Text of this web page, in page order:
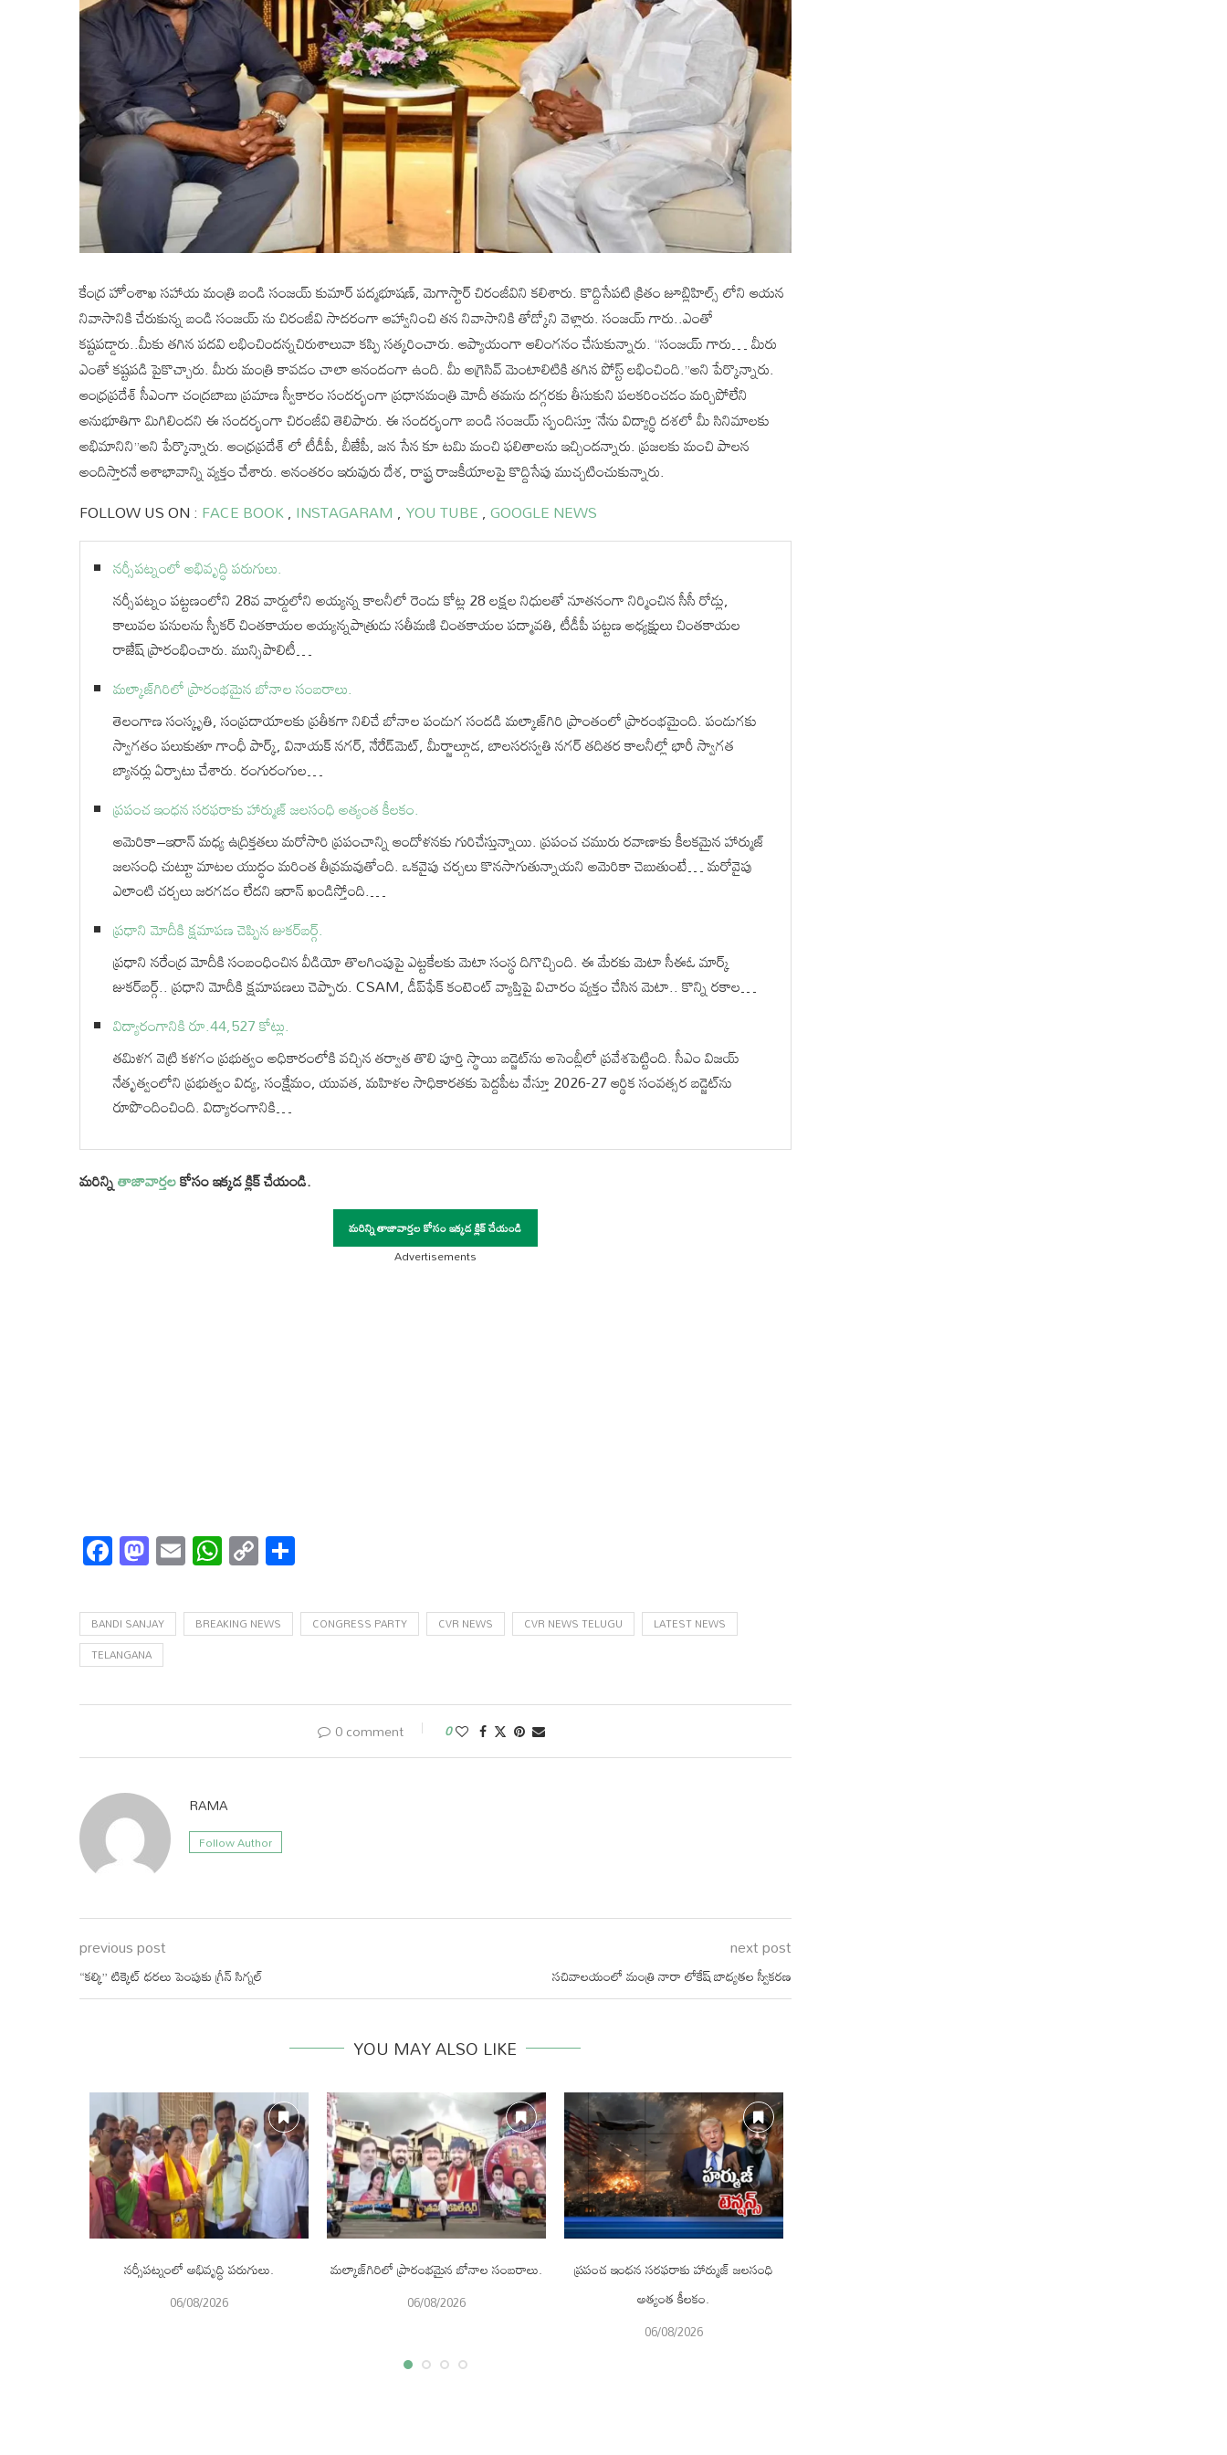
కేంద్ర హోంశాఖ సహాయ మంత్రి బండి సంజయ్ కుమార్ పద్మభూషణ్, మెగాస్టార్ చిరంజీవిని కలిశారు. కొద్దిసేపటి క్రితం జూబ్లిహిల్స్ లోని ఆయన
నివాసానికి చేరుకున్న బండి సంజయ్ ను చిరంజీవి సాదరంగా ఆహ్వానించి తన నివాసానికి తోడ్కోని వెళ్లారు. సంజయ్ గారు..ఎంతో
కష్టపడ్డారు..మీకు తగిన పదవి లభించిందన్నచిరుశాలువా కప్పి సత్కరించారు. ఆప్యాయంగా ఆలింగనం చేసుకున్నారు. ‘‘సంజయ్ గారు… మీరు
ఎంతో కష్టపడి పైకొచ్చారు. మీరు మంత్రి కావడం చాలా ఆనందంగా ఉంది. మీ అగ్రెసివ్ మెంటాలిటికి తగిన పోస్ట్ లభించింది.’’అని పేర్కొన్నారు.
ఆంధ్రప్రదేశ్ సీఎంగా చంద్రబాబు ప్రమాణ స్వీకారం సందర్భంగా ప్రధానమంత్రి మోదీ తమను దగ్గరకు తీసుకుని పలకరించడం మర్చిపోలేని
అనుభూతిగా మిగిలిందని ఈ సందర్భంగా చిరంజీవి తెలిపారు. ఈ సందర్భంగా బండి సంజయ్ స్పందిస్తూ ‘నేను విద్యార్ధి దశలో మీ సినిమాలకు
అభిమానిని’’అని పేర్కొన్నారు. ఆంధ్రప్రదేశ్ లో టీడీపీ, బీజేపీ, జన సేన కూ టమి మంచి ఫలితాలను ఇచ్చిందన్నారు. ప్రజలకు మంచి పాలన
అందిస్తారనే ఆశాభావాన్ని వ్యక్తం చేశారు. అనంతరం ఇరువురు దేశ, రాష్ట్ర రాజకీయాలపై కొద్దిసేపు ముచ్చటించుకున్నారు.
FOLLOW US ON : FACE BOOK, INSTAGARAM , YOU TUBE,GOOGLE NEWS
నర్సీపట్నంలో అభివృద్ధి పరుగులు.
నర్సీపట్నం పట్టణంలోని 28వ వార్డులోని అయ్యన్న కాలనీలో రెండు కోట్ల 28 లక్షల నిధులతో నూతనంగా నిర్మించిన సీసీ రోడ్లు,
కాలువల పనులను స్పీకర్ చింతకాయల అయ్యన్నపాత్రుడు సతీమణి చింతకాయల పద్మావతి, టీడీపీ పట్టణ అధ్యక్షులు చింతకాయల
రాజేష్ ప్రారంభించారు. మున్సిపాలిటీ…
మల్కాజ్‌గిరిలో ప్రారంభమైన బోనాల సంబరాలు.
తెలంగాణ సంస్కృతి, సంప్రదాయాలకు ప్రతీకగా నిలిచే బోనాల పండుగ సందడి మల్కాజ్‌గిరి ప్రాంతంలో ప్రారంభమైంది. పండుగకు
స్వాగతం పలుకుతూ గాంధీ పార్క్, వినాయక్ నగర్, నేరేడ్‌మెట్, మీర్జాల్గూడ, బాలసరస్వతి నగర్ తదితర కాలనీల్లో భారీ స్వాగత
బ్యానర్లు ఏర్పాటు చేశారు. రంగురంగుల…
ప్రపంచ ఇంధన సరఫరాకు హార్ముజ్ జలసంధి అత్యంత కీలకం.
అమెరికా–ఇరాన్ మధ్య ఉద్రిక్తతలు మరోసారి ప్రపంచాన్ని ఆందోళనకు గురిచేస్తున్నాయి. ప్రపంచ చమురు రవాణాకు కీలకమైన హార్ముజ్
జలసంధి చుట్టూ మాటల యుద్ధం మరింత తీవ్రమవుతోంది. ఒకవైపు చర్చలు కొనసాగుతున్నాయని అమెరికా చెబుతుంటే… మరోవైపు
ఎలాంటి చర్చలు జరగడం లేదని ఇరాన్ ఖండిస్తోంది.…
ప్రధాని మోదీకి క్షమాపణ చెప్పిన జుకర్⁬బర్గ్.
ప్రధాని నరేంద్ర మోదీకి సంబంధించిన వీడియో తొలగింపుపై ఎట్టకేలకు మెటా సంస్థ దిగొచ్చింది. ఈ మేరకు మెటా సీఈఓ మార్క్
జుకర్‌బర్గ్.. ప్రధాని మోదీకి క్షమాపణలు చెప్పారు. CSAM, డీప్‌ఫేక్‌ కంటెంట్‌ వ్యాప్తిపై విచారం వ్యక్తం చేసిన మెటా.. కొన్ని రకాల…
విద్యారంగానికి రూ.44,527 కోట్లు.
తమిళగ వెట్రి కళగం ప్రభుత్వం అధికారంలోకి వచ్చిన తర్వాత తొలి పూర్తి స్థాయి బడ్జెట్‌ను అసెంబ్లీలో ప్రవేశపెట్టింది. సీఎం విజయ్
నేతృత్వంలోని ప్రభుత్వం విద్య, సంక్షేమం, యువత, మహిళల సాధికారతకు పెద్దపీట వేస్తూ 2026-27 ఆర్థిక సంవత్సర బడ్జెట్‌ను
రూపొందించింది. విద్యారంగానికి…
మరిన్నితాజావార్తలకోసం ఇక్కడ క్లిక్ చేయండి.
మరిన్ని తాజావార్తల కోసం ఇక్కడ క్లిక్ చేయండి
Advertisements
Facebook
Mastodon
EmailWhatsApp
Copy
Link
BANDI SANJAY BREAKING NEWS CONGRESS PARTY CVR NEWS CVR NEWS TELUGU
LATEST NEWS
TELANGANA
0 comment 0
RAMA
Follow Author
previous post
“కల్కి” టిక్కెట్ ధరలు పెంపుకు గ్రీన్ సిగ్నల్
next post
సచివాలయంలో మంత్రి నారా లోకేష్ బాధ్యతల స్వీకరణ
YOU MAY ALSO LIKE
నర్సీపట్నంలో అభివృద్ధి పరుగులు.
06/08/2026
మల్కాజ్‌గిరిలో ప్రారంభమైన బోనాల సంబరాలు.
06/08/2026
ప్రపంచ ఇంధన సరఫరాకు హార్ముజ్ జలసంధి
అత్యంత కీలకం.
06/08/2026